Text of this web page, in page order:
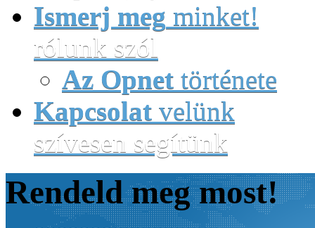
Ismerj meg minket!
rólunk szól
Az Opnet története
Kapcsolat velünk
szívesen segítünk
Rendeldmeg most!